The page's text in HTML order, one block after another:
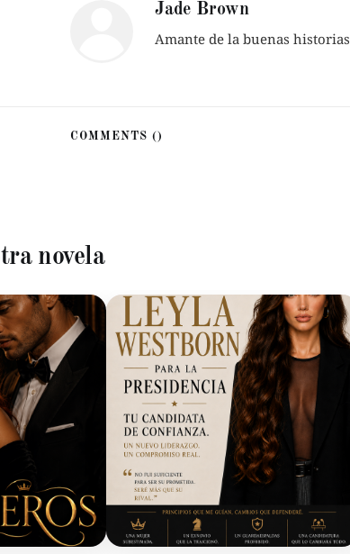
Jade Brown
Amante de la buenas historias
COMMENTS ()
novela